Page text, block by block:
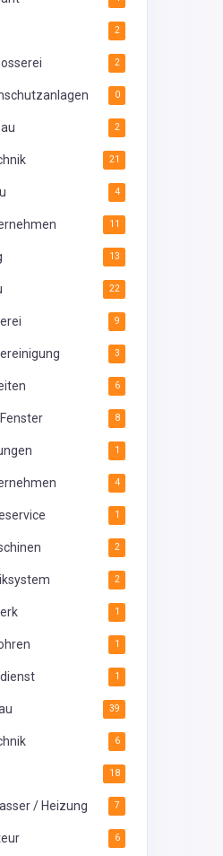
2
2
0
2
21
4
11
13
22
9
3
6
8
1
4
1
2
2
1
1
1
39
6
18
/ Heizung 7
6